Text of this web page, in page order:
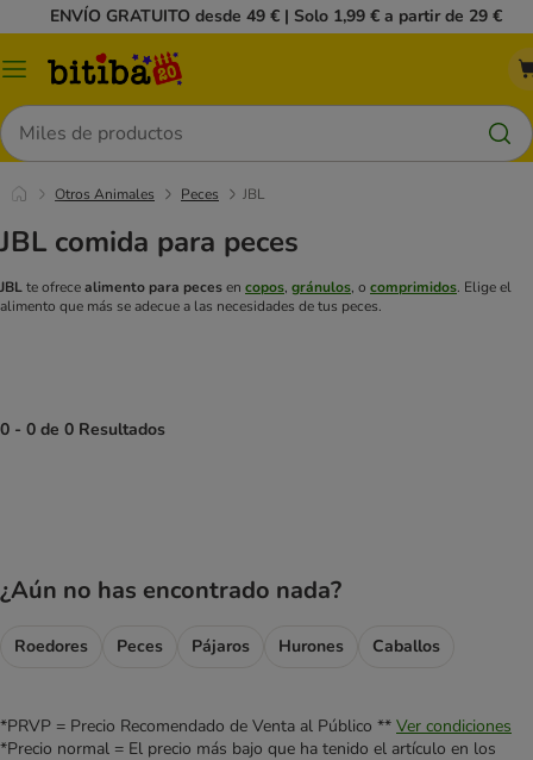
ENVÍO GRATUITO desde 49 € | Solo 1,99 € a partir de 29 €
Menú
Buscar
Otros Animales Peces JBL
JBL comida para peces
JBLte ofrecealimento para pecesen copos, gránulos, o comprimidos. Elige el
alimento que más se adecue a las necesidades de tus peces.
0 - 0 de 0 Resultados
¿Aún no has encontrado nada?
Roedores Peces Pájaros Hurones Caballos
*PRVP = Precio Recomendado de Venta al Público ** Ver condiciones
*Precio normal = El precio más bajo que ha tenido el artículo en los